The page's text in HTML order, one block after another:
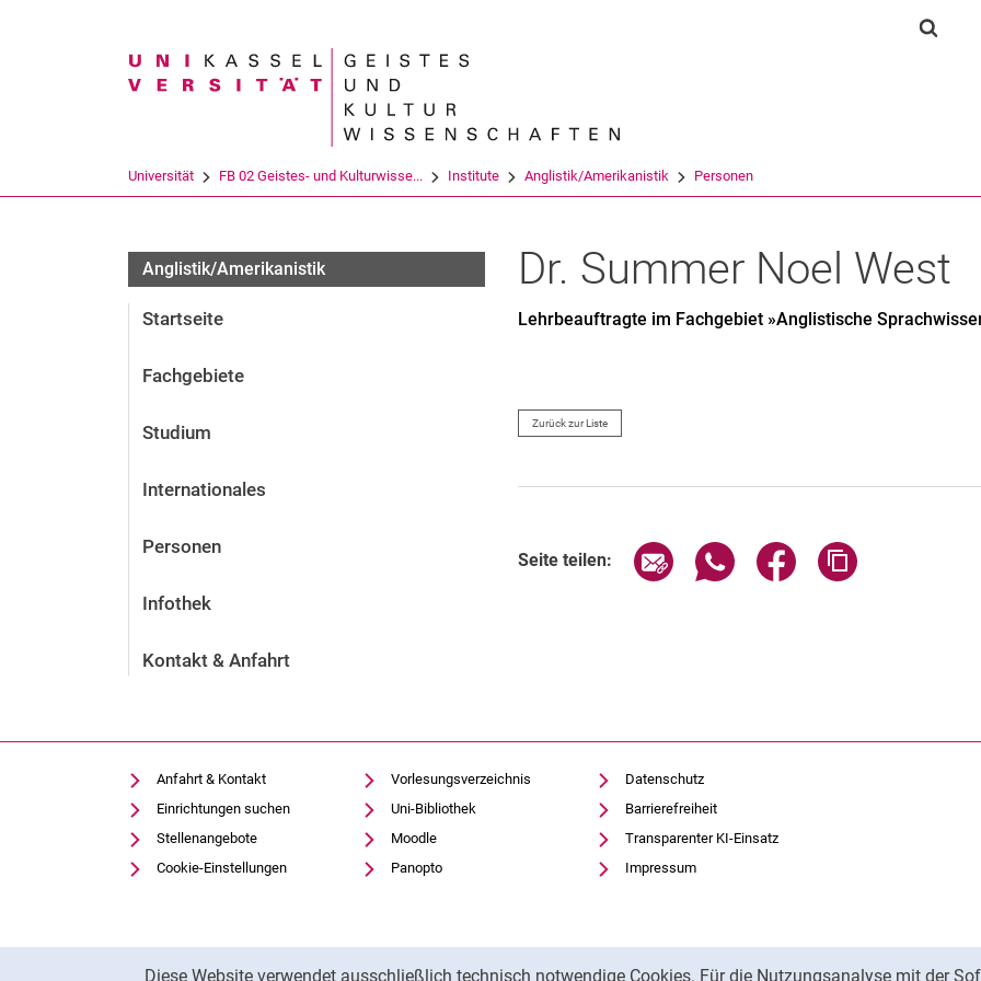
Springe direkt zu: Inhalt
Springe direkt zu: Suche
Springe direkt zu:
Diese Website verwendet ausschließlich technisch notwendige Cookies. Für die Nutzungsanalyse mit der
Suchbegriff
Universität FB 02 Geistes- und Kulturwisse... Institute Anglistik/Amerikanistik Personen
Anglistik/Amerikanistik
Startseite
Fachgebiete
Studium
Internationales
Personen
Infothek
Kontakt & Anfahrt
Dr. Summer Noel West
Lehrbeauftragte im Fachgebiet »Anglistische
Zurück zur Liste
Seite teilen: Seite über E-Mail teilen
Seite über WhatsApp teilen
Seite über Facebook
Anfahrt & Kontakt
Einrichtungen suchen
Stellenangebote
Cookie-Einstellungen
Vorlesungsverzeichnis
Uni-Bibliothek
Moodle
Panopto
Datenschutz
Barrierefreiheit
Transparenter KI-Einsatz
Impressum